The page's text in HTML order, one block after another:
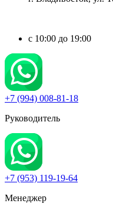
c 10:00 до 19:00
+7 (994) 008-81-18
Руководитель
+7 (953) 119-19-64
Менеджер